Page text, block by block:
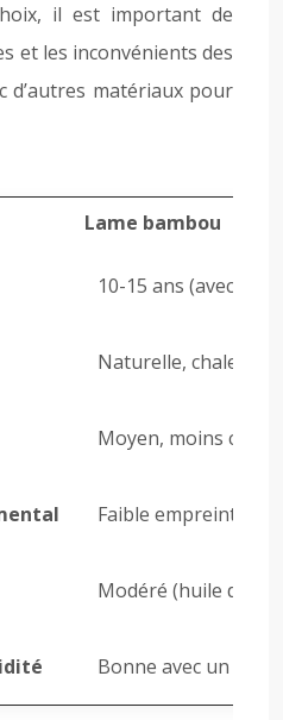
il est important de
et les inconvénients des
d’autres matériaux pour
Lame bambou
10-15 ans (avec
Naturelle,
Moyen, moins cher
Faible empreinte
Modéré (huile de
Bonne avec un